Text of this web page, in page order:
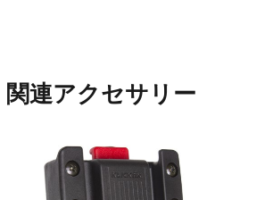
関連アクセサリー